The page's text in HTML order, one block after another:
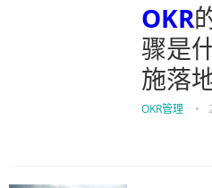
OKR
骤是
施落
OKR管理 •